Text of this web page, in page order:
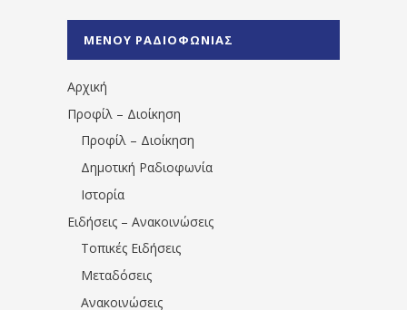
1531194763766854/" artist="" ]
ΜΕΝΟΥ ΡΑΔΙΟΦΩΝΙΑΣ
Αρχική
Προφίλ – Διοίκηση
Προφίλ – Διοίκηση
Δημοτική Ραδιοφωνία
Ιστορία
Ειδήσεις – Ανακοινώσεις
Τοπικές Ειδήσεις
Μεταδόσεις
Ανακοινώσεις